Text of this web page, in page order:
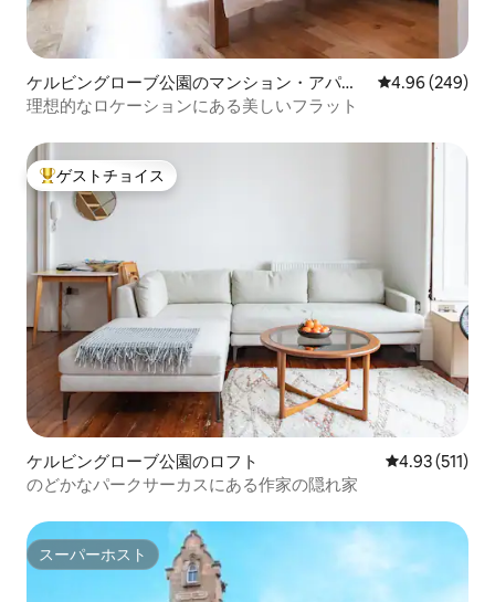
ケルビングローブ公園のマンション・アパー
ト
レビュー249
4.96 (249)
理想的なロケーションにある美しいフラット
大好評のゲストチョイスです。
ゲストチョイス
ケルビングローブ公園のロフト レビュー511
4.93 (511)
のどかなパークサーカスにある作家の隠れ家
スーパーホスト
スーパーホスト